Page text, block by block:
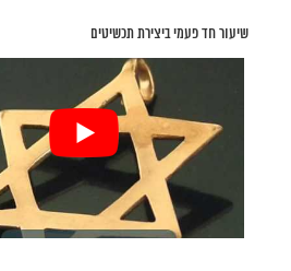
שיעור חד פעמי ביצירת תכשיטים